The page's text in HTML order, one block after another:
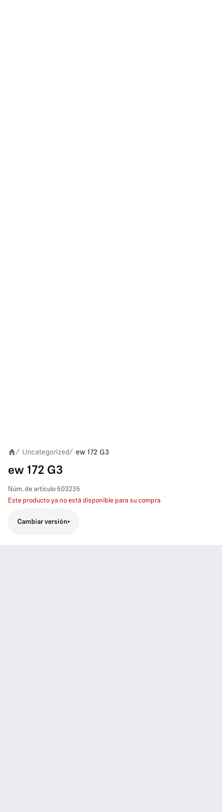
/ Uncategorized / ew 172 G3
ew 172 G3
Núm. de artículo 503235
Este producto ya no está disponible para su compra
Cambiar versión